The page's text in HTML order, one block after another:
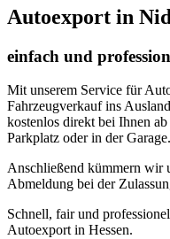
Autoexport in
einfach und
Mit unserem Service für
Fahrzeugverkauf ins
kostenlos direkt bei Ihnen
Parkplatz oder in der Garage.
Anschließend kümmern wir
Abmeldung bei der
Schnell, fair und
Autoexport in Hessen.